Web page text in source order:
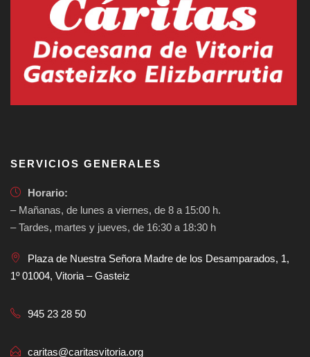
SERVICIOS GENERALES
Horario:
– Mañanas, de lunes a viernes, de 8 a 15:00 h.
– Tardes, martes y jueves, de 16:30 a 18:30 h
Plaza de Nuestra Señora Madre de los Desamparados, 1,
1º 01004, Vitoria – Gasteiz
945 23 28 50
caritas@caritasvitoria.org